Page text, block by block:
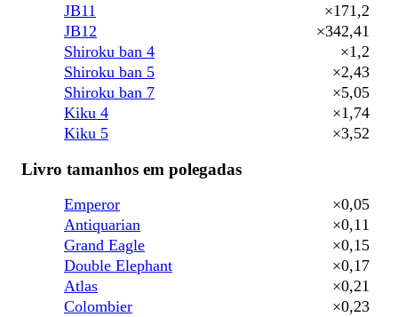
JB11
×171,2
JB12
×342,41
Shiroku ban 4
×1,2
Shiroku ban 5
×2,43
Shiroku ban 7
×5,05
Kiku 4
×1,74
Kiku 5
×3,52
Livro tamanhos em polegadas
Emperor
×0,05
Antiquarian
×0,11
Grand Eagle
×0,15
Double Elephant
×0,17
Atlas
×0,21
Colombier
×0,23